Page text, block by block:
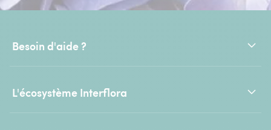
Besoin d'aide ?
L'écosystème Interflora